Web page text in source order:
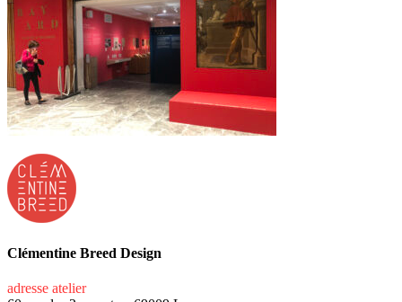
Clémentine Breed Design
adresse atelier